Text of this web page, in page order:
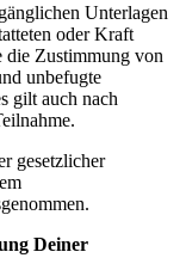
Unterlagen
oder Kraft
die Zustimmung von
unbefugte
gilt auch nach
gesetzlicher
Deiner